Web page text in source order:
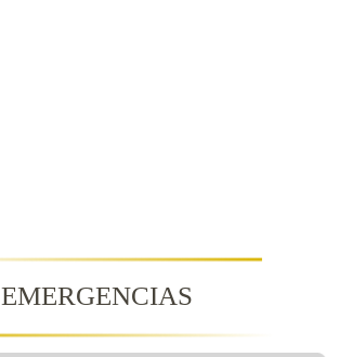
EMERGENCIAS